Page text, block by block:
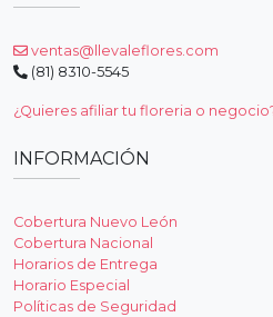
ventas@llevaleflores.com
(81) 8310-5545
¿Quieres afiliar tu floreria o
INFORMACIÓN
Cobertura Nuevo León
Cobertura Nacional
Horarios de Entrega
Horario Especial
Políticas de Seguridad